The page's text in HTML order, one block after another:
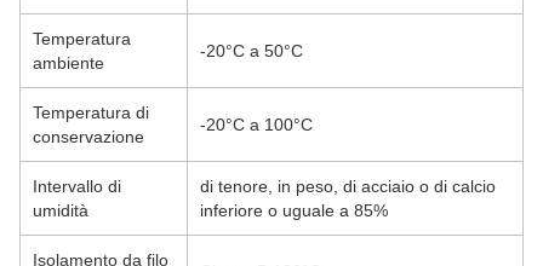
Temperatura
ambiente
-20°C a 50°C
Temperatura di
conservazione
-20°C a 100°C
Intervallo di
umidità
di tenore, in peso, di acciaio o di calcio
inferiore o uguale a 85%
Isolamento da filo